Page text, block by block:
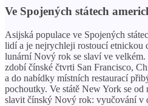
Ve Spojených státech
Asijská populace ve Spojených
lidí a je nejrychleji rostoucí etnickou
lunární Nový rok se slaví ve
zdobí čínské čtvrti San Francisco,
a do nabídky místních restaurací
pochoutky. Ve státě New York se od
slavit čínský Nový rok: vyučování v